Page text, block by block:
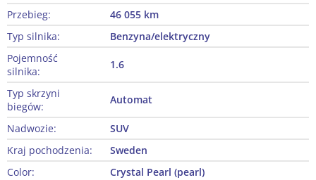
Przebieg:
46 055 km
Typ silnika:
Benzyna/elektryczny
Pojemność
silnika:
1.6
Typ skrzyni
biegów:
Automat
Nadwozie:
SUV
Kraj pochodzenia:
Sweden
Color:
Crystal Pearl (pearl)